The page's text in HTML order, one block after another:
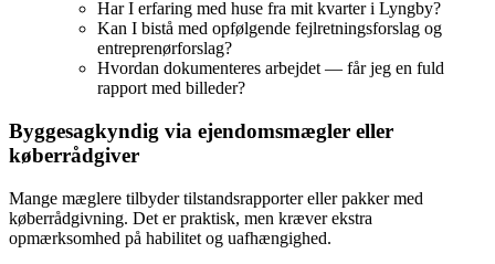
Har I erfaring med huse fra mit kvarter i Lyngby?
Kan I bistå med opfølgende fejlretningsforslag og
entreprenørforslag?
Hvordan dokumenteres arbejdet — får jeg en fuld
rapport med billeder?
Byggesagkyndig via ejendomsmægler eller
køberrådgiver
Mange mæglere tilbyder tilstandsrapporter eller pakker med
køberrådgivning. Det er praktisk, men kræver ekstra
opmærksomhed på habilitet og uafhængighed.